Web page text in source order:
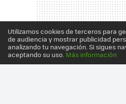
Utilizamos cookies de terceros para
de audiencia y mostrar publicidad
analizando tu navegación. Si sigues
aceptando su uso. Más información